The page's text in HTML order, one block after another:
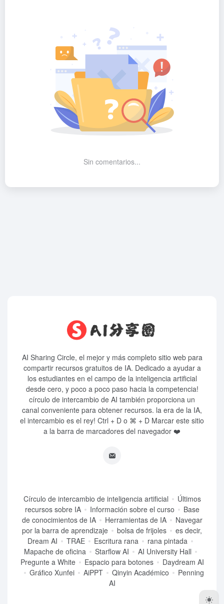
Sin comentarios...
AI Sharing Circle, el mejor y más completo sitio web para
compartir recursos gratuitos de IA. Dedicado a ayudar a
los estudiantes en el campo de la inteligencia artificial
desde cero, y poco a poco paso hacia la competencia!
círculo de intercambio de AI también proporciona un
canal conveniente para obtener recursos. la era de la IA,
el intercambio es el rey! Ctrl + D o ⌘ + D Marcar este sitio
a la barra de marcadores del navegador ❤️
Círculo de intercambio de inteligencia artificial
Últimos
recursos sobre IA
Información sobre el curso
Base
de conocimientos de IA
Herramientas de IA
Navegar
por la barra de aprendizaje
bolsa de frijoles
es decir,
Dream AI
TRAE Escritura rana
rana pintada
Mapache de oficina
Starflow AI
AI University Hall
Pregunte a White
Espacio para botones
Daydream AI
Gráfico Xunfei
AiPPT Qinyin Académico
Penning
AI